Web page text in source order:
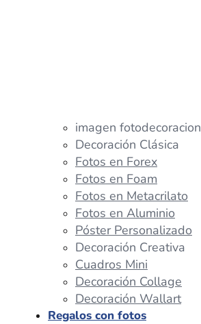
imagen fotodecoracion
Decoración Clásica
Fotos en Forex
Fotos en Foam
Fotos en Metacrilato
Fotos en Aluminio
Póster Personalizado
Decoración Creativa
Cuadros Mini
Decoración Collage
Decoración Wallart
Regalos con fotos